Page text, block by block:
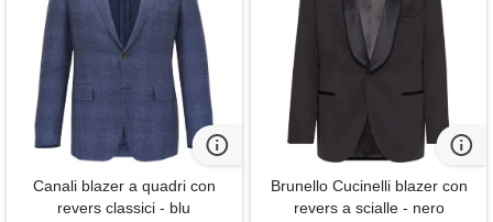
Canali blazer a quadri con
revers classici - blu
Brunello Cucinelli blazer con
revers a scialle - nero